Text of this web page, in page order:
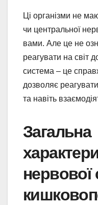
Ці організми не
чи центральної
вами. Але це не
реагувати на світ
система – це
дозволяє
та навіть
Загальна
нервової